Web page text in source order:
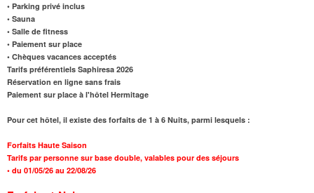
• Parking privé inclus
• Sauna
• Salle de fitness
• Paiement sur place
• Chèques vacances acceptés
Tarifs préférentiels Saphiresa 2026
Réservation en ligne sans frais
Paiement sur place à l'hôtel Hermitage
Pour cet hôtel, il existe des forfaits de 1 à 6 Nuits, parmi lesquels :
Forfaits Haute Saison
Tarifs par personne sur base double, valables pour des séjours
• du 01/05/26 au 22/08/26